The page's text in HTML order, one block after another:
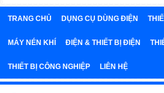
TRANG CHỦ DỤNG CỤ DÙNG ĐIỆN
MÁY NÉN KHÍ ĐIỆN & THIẾT BỊ ĐIỆN
THIẾT BỊ CÔNG NGHIỆP LIÊN HỆ